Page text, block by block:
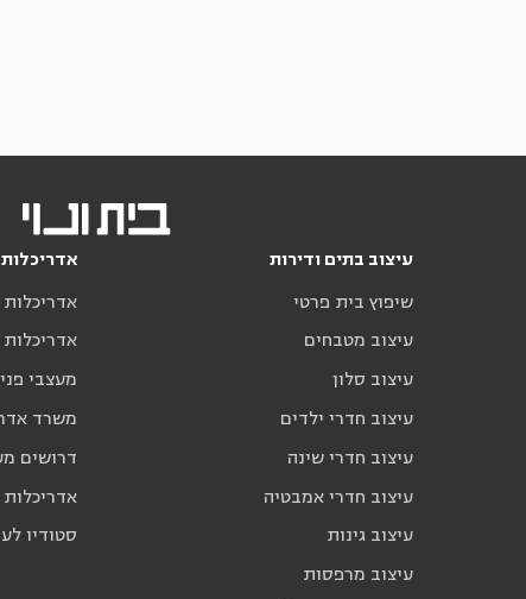
עיצוב בתים ודירות
שיפוץ בית פרטי
עיצוב מטבחים
עיצוב סלון
עיצוב חדרי ילדים
עיצוב חדרי שינה
עיצוב חדרי אמבטיה
עיצוב גינות
עיצוב מרפסות
אדריכלות
אדריכלות
מעצבי
משרד
דרושים
אדריכלות
סטודיו